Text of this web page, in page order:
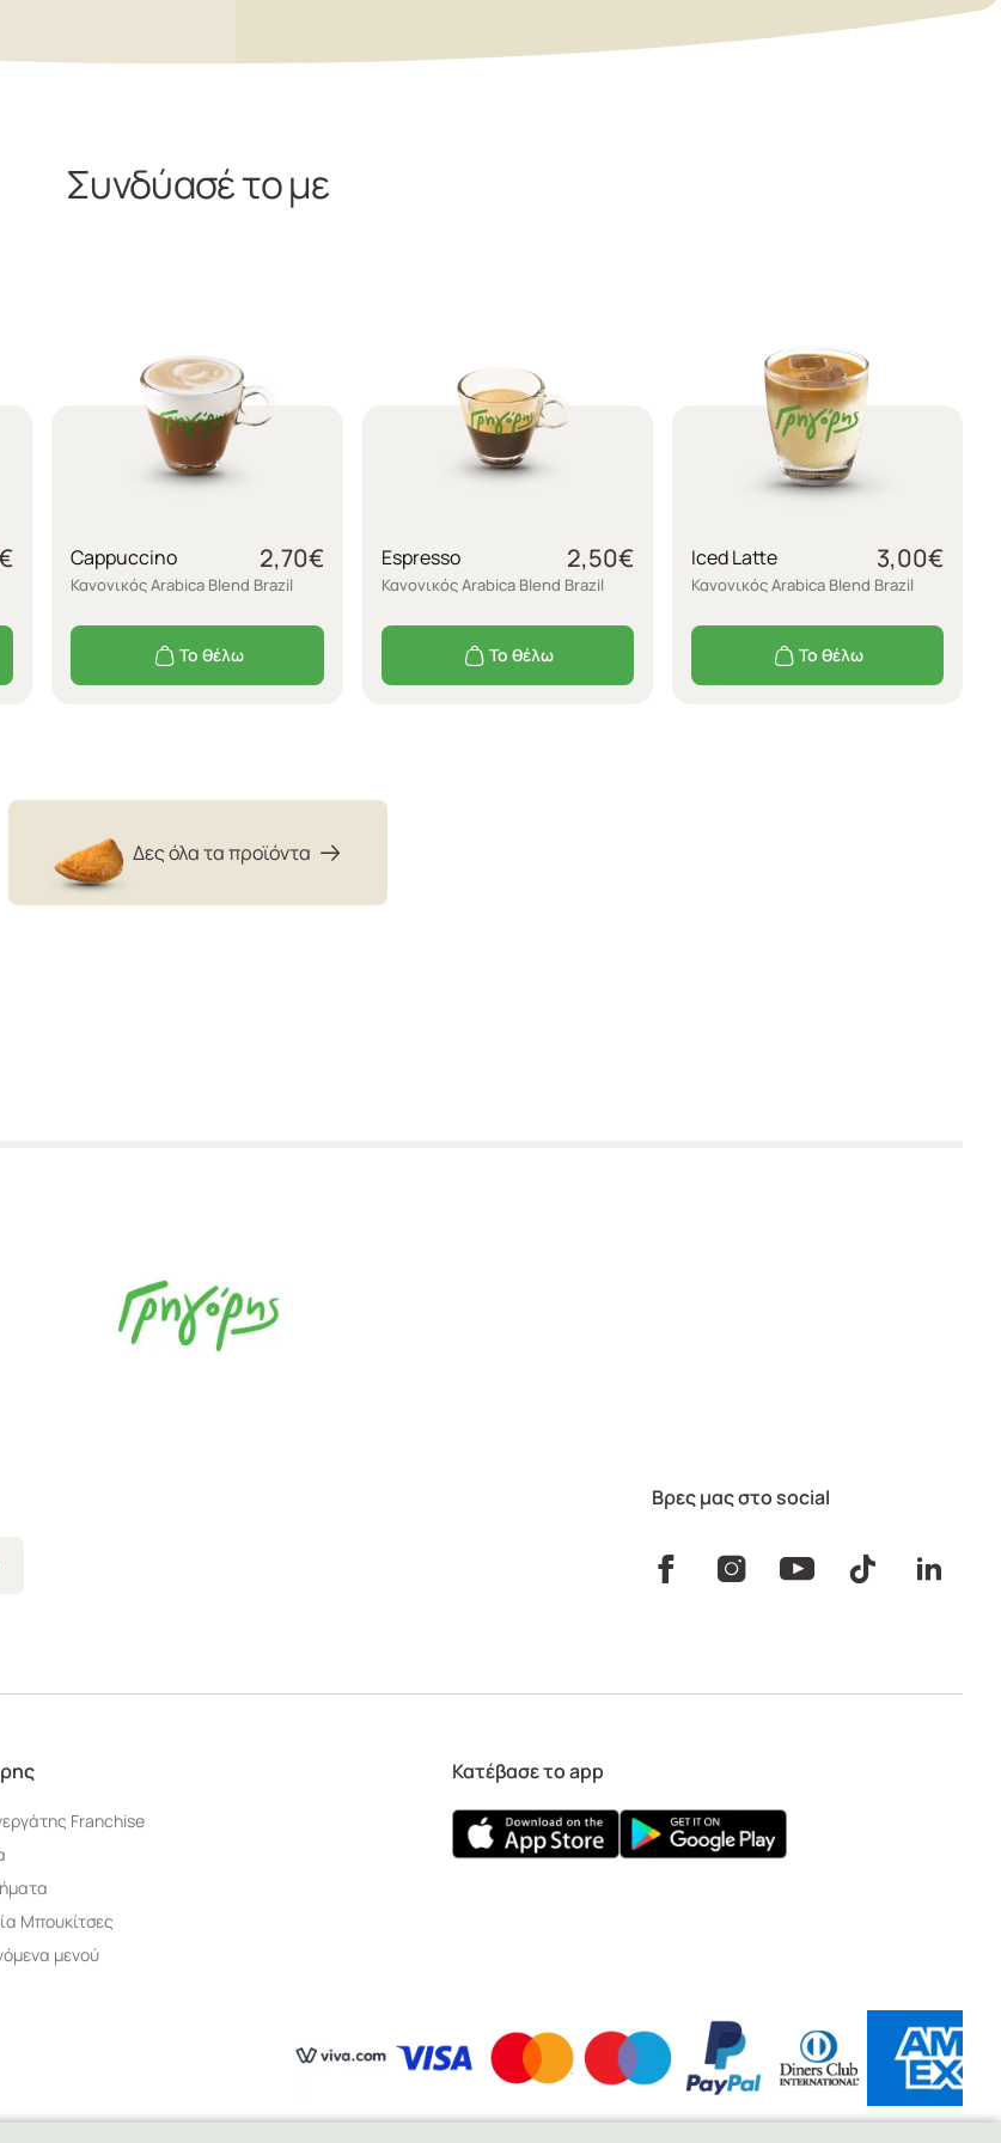
Συνδύασέ το με
Cappuccino 2,70€
Κανονικός Arabica Blend Brazil
Το θέλω
Espresso 2,50€
Κανονικός Arabica Blend Brazil
Το θέλω
Iced Latte 3,00€
Κανονικός Arabica Blend Brazil
Το θέλω
Δες όλα τα προϊόντα
Βρες μας στο social
Franchise
Μπουκίτσες
μενού
Κατέβασε το app